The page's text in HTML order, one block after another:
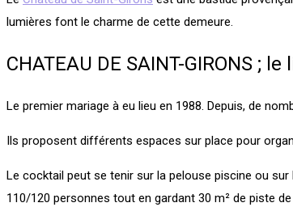
lumières font le charme de cette demeure.
CHATEAU DE SAINT-GIRONS ;
Le premier mariage à eu lieu en 1988. Depuis, de
Ils proposent différents espaces sur place pour
Le cocktail peut se tenir sur la pelouse piscine ou
110/120 personnes tout en gardant 30 m² de piste